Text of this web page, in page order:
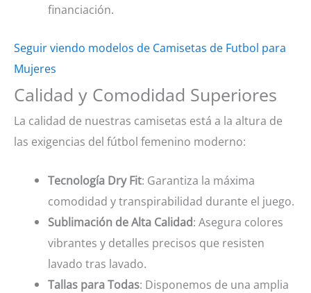
financiación.
Seguir viendo modelos de Camisetas de Futbol para
Mujeres
Calidad y Comodidad Superiores
La calidad de nuestras camisetas está a la altura de
las exigencias del fútbol femenino moderno:
Tecnología Dry Fit: Garantiza la máxima
comodidad y transpirabilidad durante el juego.
Sublimación de Alta Calidad: Asegura colores
vibrantes y detalles precisos que resisten
lavado tras lavado.
Tallas para Todas: Disponemos de una amplia